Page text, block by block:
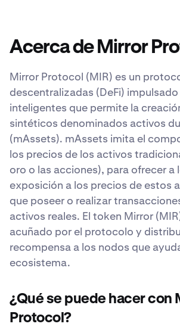
Acerca de Mirror
Mirror Protocol (MIR) es un
descentralizadas (DeFi)
inteligentes que permite la
sintéticos denominados activos
(mAssets). mAssets imita el
los precios de los activos
oro o las acciones), para ofrecer a
exposición a los precios de estos
que poseer o realizar
activos reales. El token Mirror
acuñado por el protocolo y
recompensa a los nodos que
ecosistema.
¿Qué se puede hacer con
Protocol?